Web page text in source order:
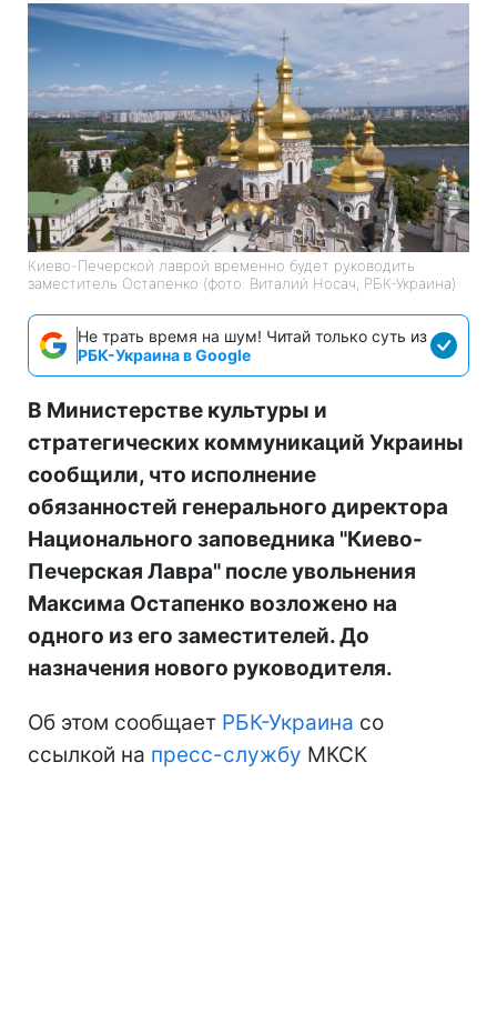
Киево-Печерской лаврой временно будет руководить
заместитель Остапенко (фото: Виталий Носач, РБК-Украина)
Не трать время на шум! Читай только суть из
РБК-Украина в Google
В Министерстве культуры и
стратегических коммуникаций Украины
сообщили, что исполнение
обязанностей генерального директора
Национального заповедника "Киево-
Печерская Лавра" после увольнения
Максима Остапенко возложено на
одного из его заместителей. До
назначения нового руководителя.
Об этом сообщает РБК-Украина со
ссылкой на пресс-службу МКСК